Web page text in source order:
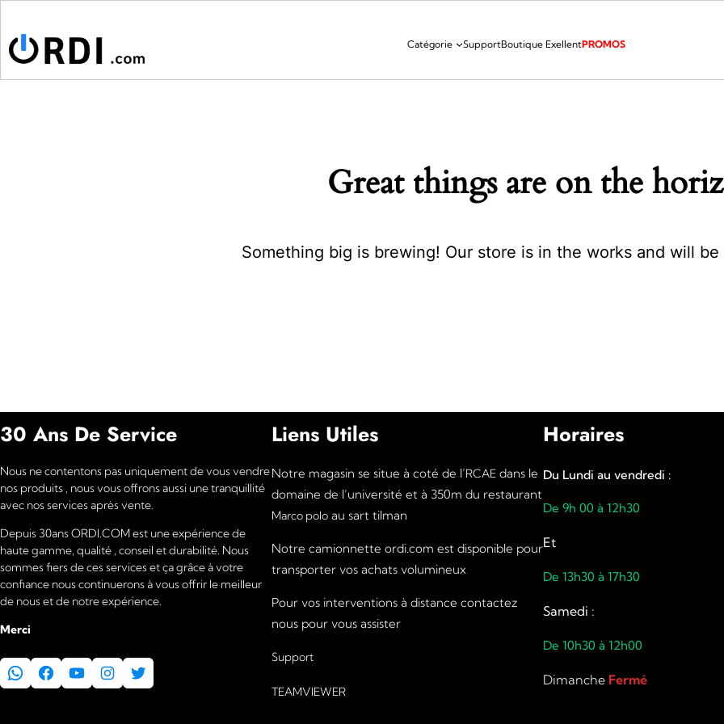
Catégorie SupportBoutique ExellentPROMOS
Great things are on the
Something big is brewing! Our store is in the works and will be
30 Ans De Service
Nous ne contentons pas uniquement de vous vendre
nos produits , nous vous offrons aussi une tranquillité
avec nos services après vente.
Depuis 30ans ORDI.COM est une expérience de
haute gamme, qualité , conseil et durabilité. Nous
sommes fiers de ces services et ça grâce à votre
confiance nous continuerons à vous offrir le meilleur
de nous et de notre expérience.
Merci
WhatsApp Facebook YouTube Instagram Twitter
Liens Utiles
Notre magasin se situe à coté de l’RCAE dans le
domaine de l’université et à 350m du restaurant
Marco polo au sart tilman
Notre camionnette ordi.com est disponible pour
transporter vos achats volumineux
Pour vos interventions à distance contactez
nous pour vous assister
Support
TEAMVIEWER
Horaires
Du Lundi au vendredi :
De 9h 00 à 12h30
Et
De 13h30 à 17h30
Samedi :
De 10h30 à 12h00
Dimanche Fermé